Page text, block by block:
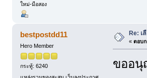
ใหม่-มือสอง
bestpostdd11
Hero Member
กระทู้: 6240
แหล่งรวมของสะสม เว็บลงประกาศ
Re:
« ตอบก
ขออ